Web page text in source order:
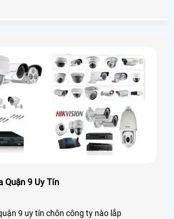
Quận 9 Uy Tín
9 uy tín chôn công ty nào lắp